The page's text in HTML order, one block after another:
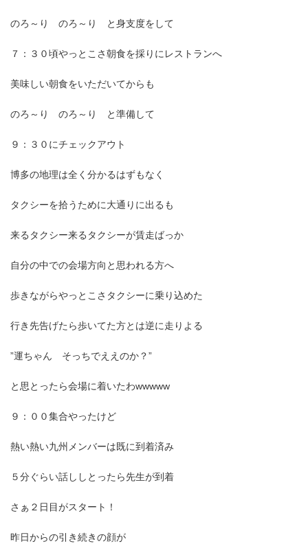
のろ～り のろ～り と身支度をして
７：３０頃やっとこさ朝食を採りにレストランへ
美味しい朝食をいただいてからも
のろ～り のろ～り と準備して
９：３０にチェックアウト
博多の地理は全く分かるはずもなく
タクシーを拾うために大通りに出るも
来るタクシー来るタクシーが賃走ばっか
自分の中での会場方向と思われる方へ
歩きながらやっとこさタクシーに乗り込めた
行き先告げたら歩いてた方とは逆に走りよる
”運ちゃん そっちでええのか？”
と思とったら会場に着いたわwwwww
９：００集合やったけど
熱い熱い九州メンバーは既に到着済み
５分ぐらい話ししとったら先生が到着
さぁ２日目がスタート！
昨日からの引き続きの顔が